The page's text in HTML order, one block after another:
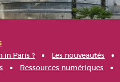
in Paris ? Les nouveautés
Ressources numériques